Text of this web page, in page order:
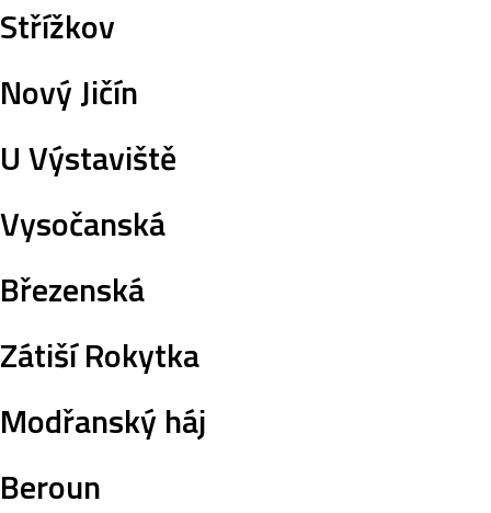
Střížkov
Nový Jičín
U Výstaviště
Vysočanská
Březenská
Zátiší Rokytka
Modřanský háj
Beroun